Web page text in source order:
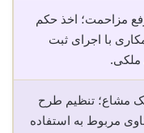
مزاحمت؛ اخذ حکم
با اجرای ثبت
ملکی.
مشاع؛ تنظیم طرح
مربوط به استفاده